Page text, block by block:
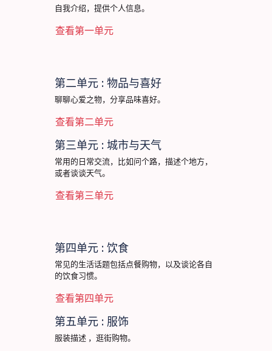
自我介绍，提供个人信息。
查看第一单元
第二单元 : 物品与喜好
聊聊心爱之物，分享品味喜好。
查看第二单元
第三单元 : 城市与天气
常用的日常交流，比如问个路，描述个地方，
或者谈谈天气。
查看第三单元
第四单元 : 饮食
常见的生活话题包括点餐购物，以及谈论各自
的饮食习惯。
查看第四单元
第五单元 : 服饰
服装描述 ，逛街购物。